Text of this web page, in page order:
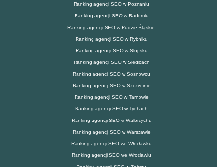
Ranking agencji SEO w Poznaniu
Ranking agencji SEO w Radomiu
Ranking agencji SEO w Rudzie Śląskiej
Ranking agencji SEO w Rybniku
Ranking agencji SEO w Słupsku
Ranking agencji SEO w Siedlcach
Ranking agencji SEO w Sosnowcu
Ranking agencji SEO w Szczecinie
Ranking agencji SEO w Tarnowie
Ranking agencji SEO w Tychach
Ranking agencji SEO w Wałbrzychu
Ranking agencji SEO w Warszawie
Ranking agencji SEO we Włocławku
Ranking agencji SEO we Wrocławiu